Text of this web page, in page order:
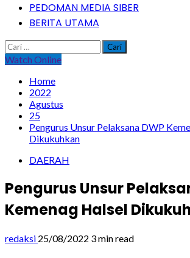
PEDOMAN MEDIA SIBER
BERITA UTAMA
Cari
untuk:
Watch Online
Home
2022
Agustus
25
Pengurus Unsur Pelaksana DWP
Dikukuhkan
DAERAH
Pengurus Unsur
Kemenag Halsel
redaksi 25/08/2022 3 min read